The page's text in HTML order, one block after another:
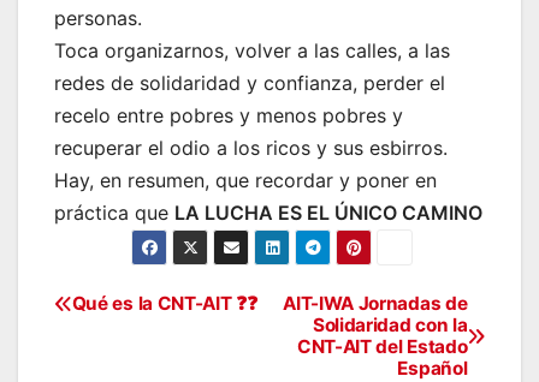
personas.
Toca organizarnos, volver a las calles, a las
redes de solidaridad y confianza, perder el
recelo entre pobres y menos pobres y
recuperar el odio a los ricos y sus esbirros.
Hay, en resumen, que recordar y poner en
práctica que LA LUCHA ES EL ÚNICO CAMINO
Navegación
AIT-IWA Jornadas de
Solidaridad con la
CNT-AIT del Estado
Español
Qué es la CNT-AIT ❓❓